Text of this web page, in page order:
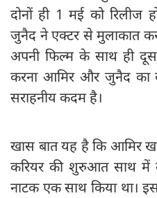
दोनों ही 1 मई को
जुनैद ने एक्टर से मुलाकात
अपनी फिल्म के साथ ही
करना आमिर और जुनैद
सराहनीय कदम है।
खास बात यह है कि आमिर
करियर की शुरुआत साथ में
नाटक एक साथ किया था।